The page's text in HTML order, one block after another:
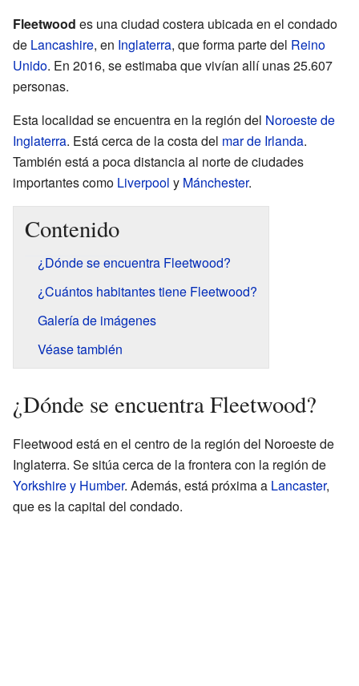
Fleetwood es una ciudad costera ubicada en el condado
de Lancashire, en Inglaterra, que forma parte del Reino
Unido. En 2016, se estimaba que vivían allí unas 25.607
personas.
Esta localidad se encuentra en la región del Noroeste de
Inglaterra. Está cerca de la costa del mar de Irlanda.
También está a poca distancia al norte de ciudades
importantes como Liverpool y Mánchester.
Contenido
¿Dónde se encuentra Fleetwood?
¿Cuántos habitantes tiene Fleetwood?
Galería de imágenes
Véase también
¿Dónde se encuentra Fleetwood?
Fleetwood está en el centro de la región del Noroeste de
Inglaterra. Se sitúa cerca de la frontera con la región de
Yorkshire y Humber. Además, está próxima a Lancaster,
que es la capital del condado.